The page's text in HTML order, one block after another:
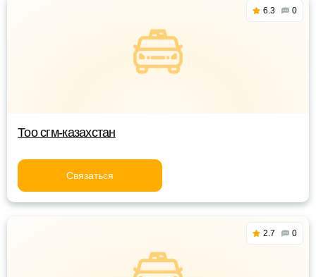
6.3 0
Тоо сгм-казахстан
Связаться
2.7 0